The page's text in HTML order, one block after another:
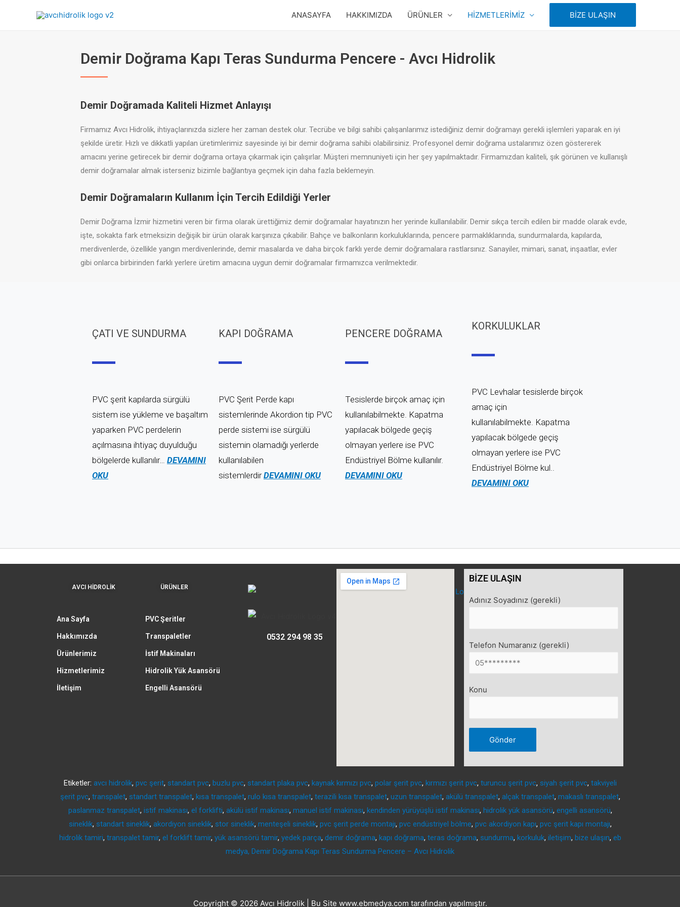
ANASAYFA HAKKIMIZDA ÜRÜNLER HİZMETLERİMİZ BİZE ULAŞIN
Demir Doğrama Kapı Teras Sundurma Pencere - Avcı Hidrolik
Demir Doğramada Kaliteli Hizmet Anlayışı
Firmamız Avcı Hidrolik, ihtiyaçlarınızda sizlere her zaman destek olur. Tecrübe ve bilgi sahibi çalışanlarımız istediğiniz demir doğramayı gerekli işlemleri yaparak en iyi
şekilde üretir. Hızlı ve dikkatli yapılan üretimlerimiz sayesinde iyi bir demir doğrama sahibi olabilirsiniz. Profesyonel demir doğrama ustalarımız özen göstererek
amacını yerine getirecek bir demir doğrama ortaya çıkarmak için çalışırlar. Müşteri memnuniyeti için her şey yapılmaktadır. Firmamızdan kaliteli, şık görünen ve kullanışlı
demir doğramalar almak isterseniz bizimle bağlantıya geçmek için daha fazla beklemeyin.
Demir Doğramaların Kullanım İçin Tercih Edildiği Yerler
Demir Doğrama İzmir hizmetini veren bir firma olarak ürettiğimiz demir doğramalar hayatınızın her yerinde kullanılabilir. Demir sıkça tercih edilen bir madde olarak evde,
işte, sokakta fark etmeksizin değişik bir ürün olarak karşınıza çıkabilir. Bahçe ve balkonların korkuluklarında, pencere parmaklıklarında, sundurmalarda, kapılarda,
merdivenlerde, özellikle yangın merdivenlerinde, demir masalarda ve daha birçok farklı yerde demir doğramalara rastlarsınız. Sanayiler, mimari, sanat, inşaatlar, evler
gibi onlarca birbirinden farklı yerlere üretim amacına uygun demir doğramalar firmamızca verilmektedir.
ÇATI VE SUNDURMA
PVC şerit kapılarda sürgülü
sistem ise yükleme ve başaltım
yaparken PVC perdelerin
açılmasına ihtiyaç duyulduğu
bölgelerde kullanılır… DEVAMINI
OKU
KAPI DOĞRAMA
PVC Şerit Perde kapı
sistemlerinde Akordion tip PVC
perde sistemi ise sürgülü
sistemin olamadığı yerlerde
kullanılabilen
sistemlerdirDEVAMINI OKU
PENCERE DOĞRAMA
Tesislerde birçok amaç için
kullanılabilmekte. Kapatma
yapılacak bölgede geçiş
olmayan yerlere ise PVC
Endüstriyel Bölme kullanılır.
DEVAMINI OKU
KORKULUKLAR
PVC Levhalar tesislerde birçok
amaç için
kullanılabilmekte. Kapatma
yapılacak bölgede geçiş
olmayan yerlere ise PVC
Endüstriyel Bölme kul..
DEVAMINI OKU
AVCI HİDROLİK
Ana Sayfa
Hakkımızda
Ürünlerimiz
Hizmetlerimiz
İletişim
ÜRÜNLER
PVC Şeritler
Transpaletler
İstif Makinaları
Hidrolik Yük Asansörü
Engelli Asansörü
0532 294 98 35
BİZE ULAŞIN
Adınız Soyadınız (gerekli)
Telefon Numaranız (gerekli)
Konu
Etiketler: avcı hidrolik, pvc şerit, standart pvc, buzlu pvc, standart plaka pvc, kaynak kırmızı pvc, polar şerit pvc, kırmızı şerit pvc, turuncu şerit pvc, siyah şerit pvc, takviyeli
şerit pvc, transpalet, standart transpalet, kısa transpalet, rulo kısa transpalet, terazili kısa transpalet, uzun transpalet, akülü transpalet, alçak transpalet, makaslı transpalet,
paslanmaz transpalet, istif makinası, el forklifti, akülü istif makinası, manuel istif makinası, kendinden yürüyüşlü istif makinası, hidrolik yük asansörü, engelli asansörü,
sineklik, standart sineklik, akordiyon sineklik, stor sineklik, menteşeli sineklik, pvc şerit perde montajı, pvc endüstriyel bölme, pvc akordiyon kapı, pvc şerit kapı montajı,
hidrolik tamiri, transpalet tamir, el forklift tamir, yük asansörü tamir, yedek parça, demir doğrama, kapı doğrama, teras doğrama, sundurma, korkuluk, iletişim, bize ulaşın, eb
medya, Demir Doğrama Kapı Teras Sundurma Pencere – Avcı Hidrolik
Copyright © 2026 Avcı Hidrolik| Bu Site www.ebmedya.com tarafından yapılmıştır.